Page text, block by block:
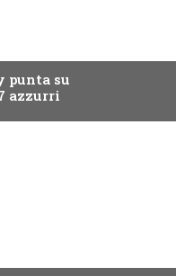
punta su
azzurri